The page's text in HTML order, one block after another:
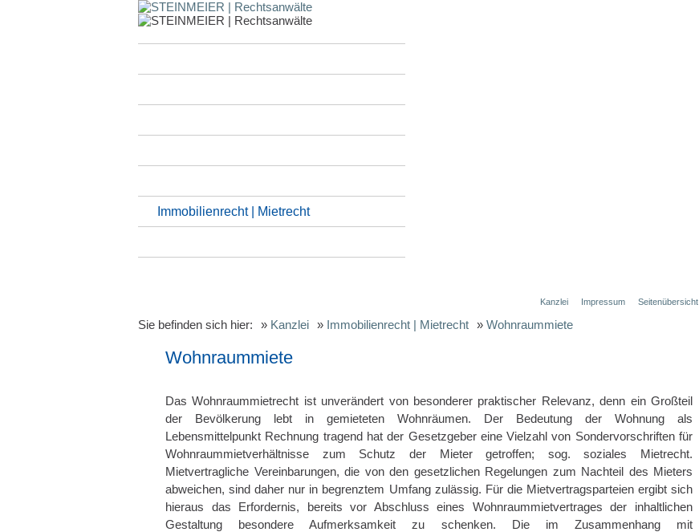
Kanzlei
Immobilienrecht | Mietrecht
Kanzlei Impressum Seitenübersicht
Sie befinden sich hier: » Kanzlei » Immobilienrecht | Mietrecht » Wohnraummiete
Wohnraummiete
Das Wohnraummietrecht ist unverändert von besonderer praktischer Relevanz, denn ein Großteil
der Bevölkerung lebt in gemieteten Wohnräumen. Der Bedeutung der Wohnung als
Lebensmittelpunkt Rechnung tragend hat der Gesetzgeber eine Vielzahl von Sondervorschriften für
Wohnraummietverhältnisse zum Schutz der Mieter getroffen; sog. soziales Mietrecht.
Mietvertragliche Vereinbarungen, die von den gesetzlichen Regelungen zum Nachteil des Mieters
abweichen, sind daher nur in begrenztem Umfang zulässig. Für die Mietvertragsparteien ergibt sich
hieraus das Erfordernis, bereits vor Abschluss eines Wohnraummietvertrages der inhaltlichen
Gestaltung besondere Aufmerksamkeit zu schenken. Die im Zusammenhang mit